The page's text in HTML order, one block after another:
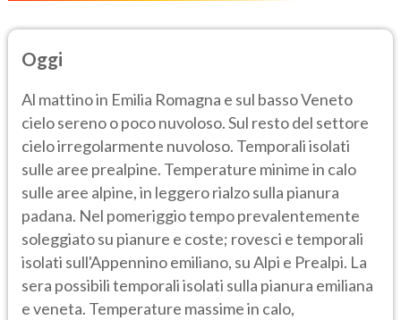
Oggi
Al mattino in Emilia Romagna e sul basso Veneto
cielo sereno o poco nuvoloso. Sul resto del settore
cielo irregolarmente nuvoloso. Temporali isolati
sulle aree prealpine. Temperature minime in calo
sulle aree alpine, in leggero rialzo sulla pianura
padana. Nel pomeriggio tempo prevalentemente
soleggiato su pianure e coste; rovesci e temporali
isolati sull'Appennino emiliano, su Alpi e Prealpi. La
sera possibili temporali isolati sulla pianura emiliana
e veneta. Temperature massime in calo,